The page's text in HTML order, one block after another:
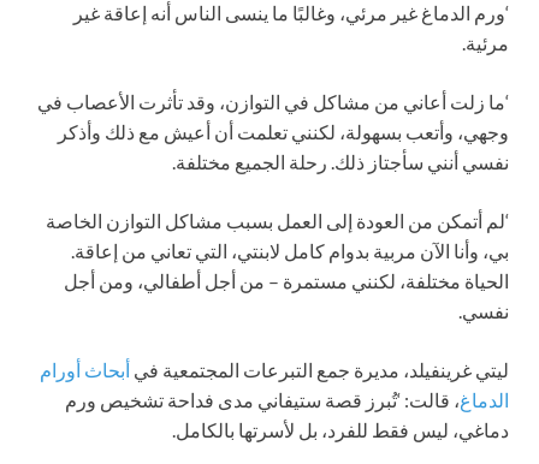
‘ورم الدماغ غير مرئي، وغالبًا ما ينسى الناس أنه إعاقة غير
مرئية.
‘ما زلت أعاني من مشاكل في التوازن، وقد تأثرت الأعصاب في
وجهي، وأتعب بسهولة، لكنني تعلمت أن أعيش مع ذلك وأذكر
نفسي أنني سأجتاز ذلك. رحلة الجميع مختلفة.
‘لم أتمكن من العودة إلى العمل بسبب مشاكل التوازن الخاصة
بي، وأنا الآن مربية بدوام كامل لابنتي، التي تعاني من إعاقة.
الحياة مختلفة، لكنني مستمرة – من أجل أطفالي، ومن أجل
نفسي.
ليتي غرينفيلد، مديرة جمع التبرعات المجتمعية في أبحاث أورام
الدماغ، قالت: ‘تُبرز قصة ستيفاني مدى فداحة تشخيص ورم
دماغي، ليس فقط للفرد، بل لأسرتها بالكامل.